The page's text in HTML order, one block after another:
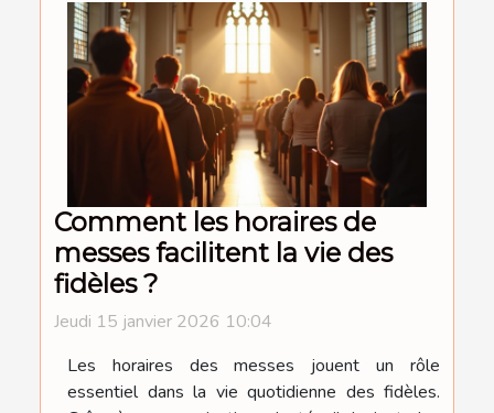
Comment les horaires de
messes facilitent la vie des
fidèles ?
Jeudi 15 janvier 2026 10:04
Les horaires des messes jouent un rôle
essentiel dans la vie quotidienne des fidèles.